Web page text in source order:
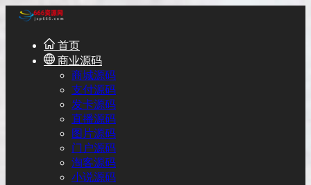
首页
商业源码
商城源码
支付源码
发卡源码
直播源码
图片源码
门户源码
淘客源码
小说源码